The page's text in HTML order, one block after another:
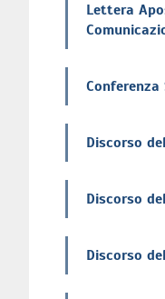
Lettera
Discorso
Discorso
Discorso